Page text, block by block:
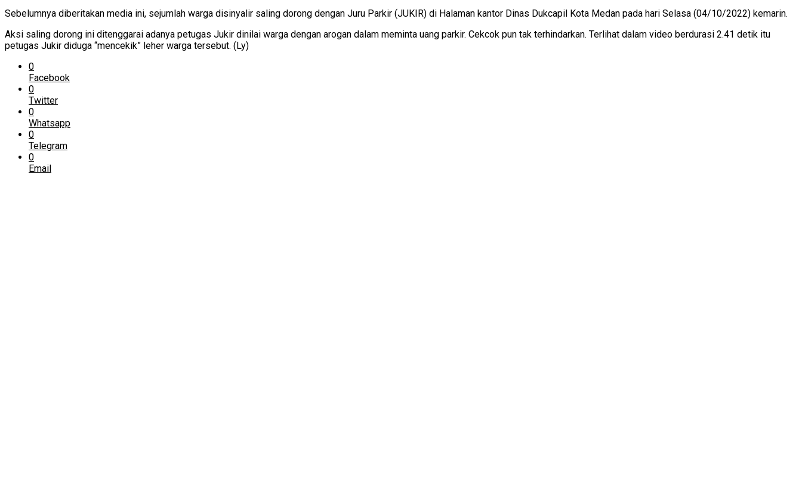
Sebelumnya diberitakan media ini, sejumlah warga disinyalir saling dorong dengan Juru Parkir (JUKIR) di Halaman kantor Dinas Dukcapil Kota Medan pada hari Selasa (04/10/2022) kemarin.
Aksi saling dorong ini ditenggarai adanya petugas Jukir dinilai warga dengan arogan dalam meminta uang parkir. Cekcok pun tak terhindarkan. Terlihat dalam video berdurasi 2.41 detik itu
petugas Jukir diduga “mencekik” leher warga tersebut. (Ly)
0
Facebook
0
Twitter
0
Whatsapp
0
Telegram
0
Email